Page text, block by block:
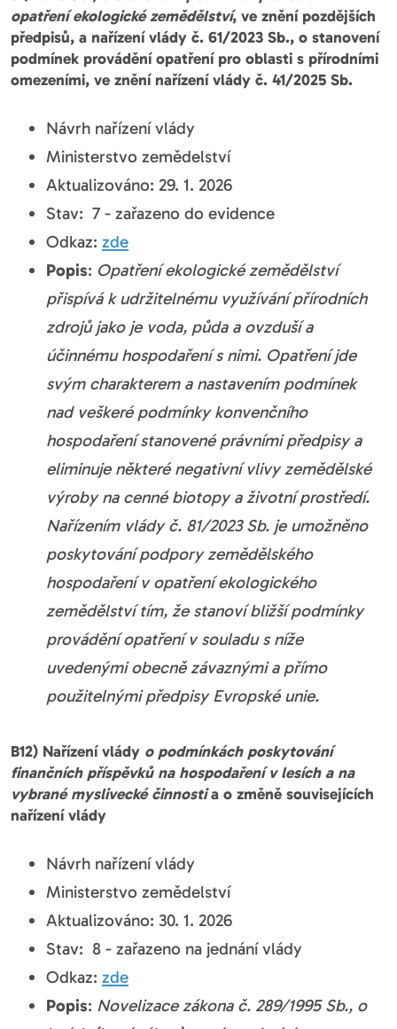
opatření ekologické zemědělství, ve znění pozdějších
předpisů, a nařízení vlády č. 61/2023 Sb., o stanovení
podmínek provádění opatření pro oblasti s přírodními
omezeními, ve znění nařízení vlády č. 41/2025 Sb.
Návrh nařízení vlády
Ministerstvo zemědelství
Aktualizováno: 29. 1. 2026
Stav: 7 - zařazeno do evidence
Odkaz: zde
Popis: Opatření ekologické zemědělství
přispívá k udržitelnému využívání přírodních
zdrojů jako je voda, půda a ovzduší a
účinnému hospodaření s nimi. Opatření jde
svým charakterem a nastavením podmínek
nad veškeré podmínky konvenčního
hospodaření stanovené právními předpisy a
eliminuje některé negativní vlivy zemědělské
výroby na cenné biotopy a životní prostředí.
Nařízením vlády č. 81/2023 Sb. je umožněno
poskytování podpory zemědělského
hospodaření v opatření ekologického
zemědělství tím, že stanoví bližší podmínky
provádění opatření v souladu s níže
uvedenými obecně závaznými a přímo
použitelnými předpisy Evropské unie.
B12) Nařízení vlády o podmínkách poskytování
finančních příspěvků na hospodaření v lesích a na
vybrané myslivecké činnostia o změně souvisejících
nařízení vlády
Návrh nařízení vlády
Ministerstvo zemědelství
Aktualizováno: 30. 1. 2026
Stav: 8 - zařazeno na jednání vlády
Odkaz: zde
Popis: Novelizace zákona č. 289/1995 Sb., o